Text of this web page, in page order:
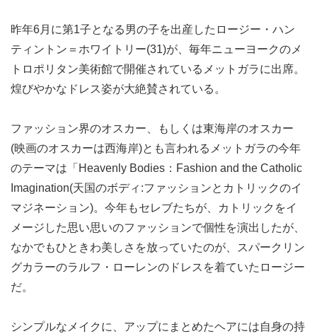
昨年6月に第1子となる男の子を出産したロージー・ハン
ティントン＝ホワイトリー(31)が、毎年ニューヨークのメ
トロポリタン美術館で開催されているメットガラに出席。
煌びやかなドレス姿が大絶賛されている。
ファッション界のオスカー、もしくは東海岸のオスカー
(映画のオスカーは西海岸)とも言われるメットガラの今年
のテーマは「Heavenly Bodies：Fashion and the Catholic
Imagination(天国のボディ:ファッションとカトリックのイ
マジネーション)。今年もセレブたちが、カトリックをイ
メージした思い思いのファッションで個性を演出したが、
なかでもひときわ美しさを放っていたのが、スパークリン
グカラーのラルフ・ローレンのドレスを着ていたロージー
だ。
シンプルなメイクに、アップにまとめたヘアには自身の持